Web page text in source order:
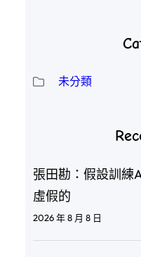
未分類
張田勘：假設訓練
虛假的
2026 年 8 月 8 日